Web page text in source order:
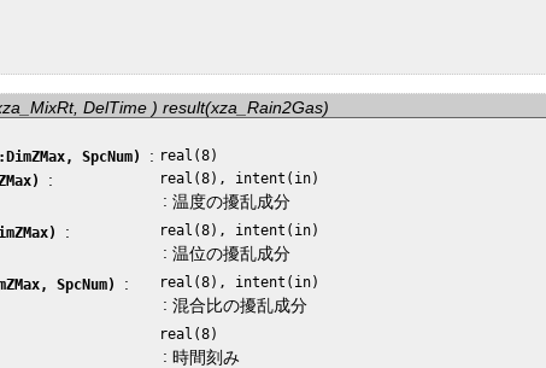
DelTime ) result(xza_Rain2Gas)
SpcNum) : real(8)
: real(8), intent(in)
: 温度の擾乱成分
: real(8), intent(in)
: 温位の擾乱成分
SpcNum) : real(8), intent(in)
: 混合比の擾乱成分
real(8)
: 時間刻み